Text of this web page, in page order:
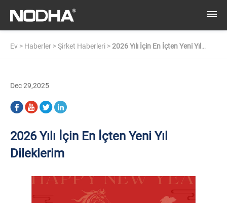
Ev > Haberler >Şirket Haberleri >2026 Yılı İçin En İçten Yeni Yıl
Dec 29,2025
2026 Yılı İçin En İçten Yeni Yıl
Dileklerim